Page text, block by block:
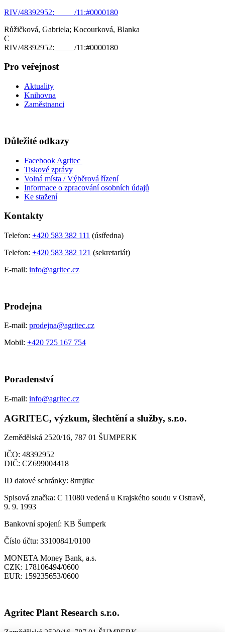
RIV/48392952:_____/11:#0000180
Růžičková, Gabriela; Kocourková, Blanka
C
RIV/48392952:_____/11:#0000180
Pro veřejnost
Aktuality
Knihovna
Zaměstnanci
Důležité odkazy
Facebook Agritec
Tiskové zprávy
Volná místa / Výběrová řízení
Informace o zpracování osobních údajů
Ke stažení
Kontakty
Telefon: +420 583 382 111 (ústředna)
Telefon: +420 583 382 121 (sekretariát)
E-mail: info@agritec.cz
Prodejna
E-mail: prodejna@agritec.cz
Mobil: +420 725 167 754
Poradenství
E-mail: info@agritec.cz
AGRITEC, výzkum, šlechtění a služby, s.r.o.
Zemědělská 2520/16, 787 01 ŠUMPERK
IČO: 48392952
DIČ: CZ699004418
ID datové schránky: 8rmjtkc
Spisová značka: C 11080 vedená u Krajského soudu v Ostravě,
9. 9. 1993
Bankovní spojení: KB Šumperk
Číslo účtu: 33100841/0100
MONETA Money Bank, a.s.
CZK: 178106494/0600
EUR: 159235653/0600
Agritec Plant Research s.r.o.
Zemědělská 2520/16, 787 01 ŠUMPERK